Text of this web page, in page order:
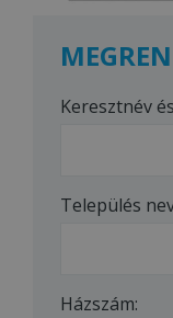
Keresztnév
Település
Házszám: